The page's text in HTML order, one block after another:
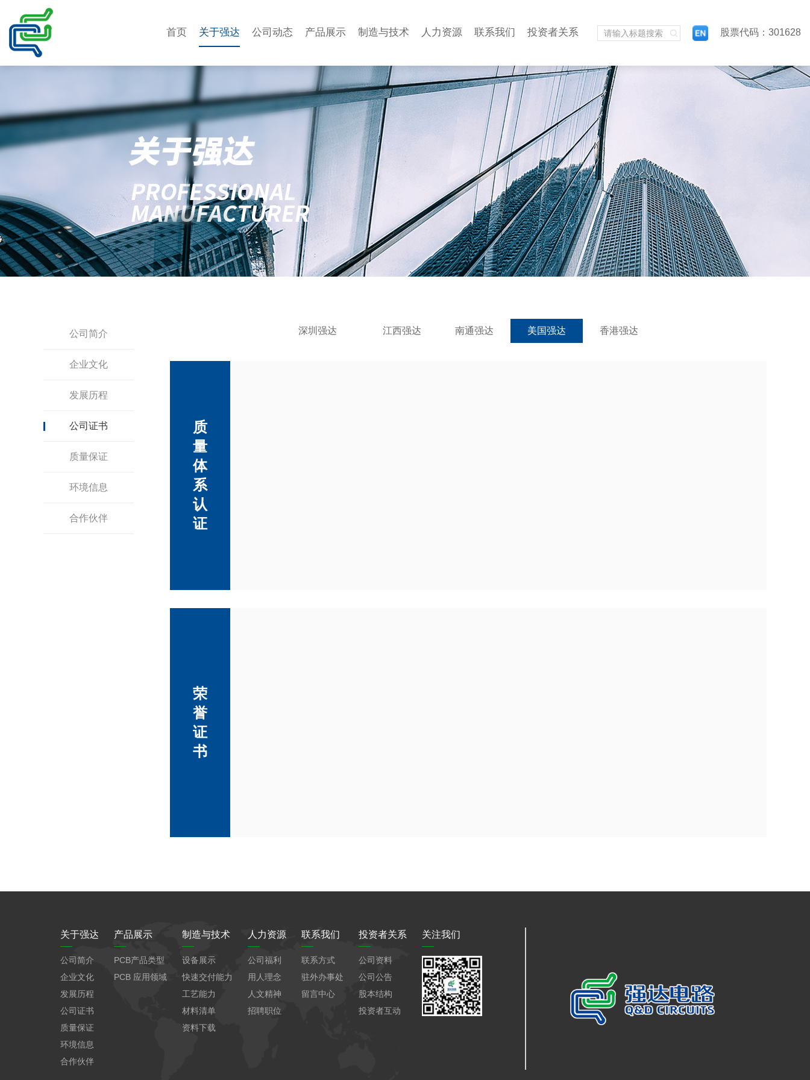
股票代码：301628
首页 关于强达 公司动态 产品展示 制造与技术 人力资源 联系我们 投资者关系
公司简介
企业文化
发展历程
公司证书
质量保证
环境信息
合作伙伴
深圳强达 江西强达 南通强达 美国强达 香港强达
质
量
体
系
认
证
荣
誉
证
书
关于强达
公司简介
企业文化
发展历程
公司证书
质量保证
环境信息
合作伙伴
产品展示
PCB产品类型
PCB 应用领域
制造与技术
设备展示
快速交付能力
工艺能力
材料清单
资料下载
人力资源
公司福利
用人理念
人文精神
招聘职位
联系我们
联系方式
驻外办事处
留言中心
投资者关系
公司资料
公司公告
股本结构
投资者互动
关注我们